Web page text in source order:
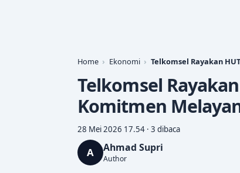
Home Ekonomi Telkomsel Rayakan
Telkomsel
Komitmen
28 Mei 2026 17.54 · 3 dibaca
A Ahmad Supri
Author